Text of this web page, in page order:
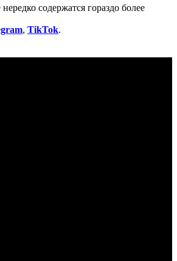
содержатся гораздо более
, TikTok.